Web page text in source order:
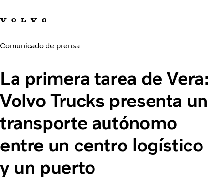
Innovación
Novedades y medios de comunicación
Comunicado de prensa
La primera tarea de Vera:
Volvo Trucks presenta un
transporte autónomo
entre un centro logístico
y un puerto